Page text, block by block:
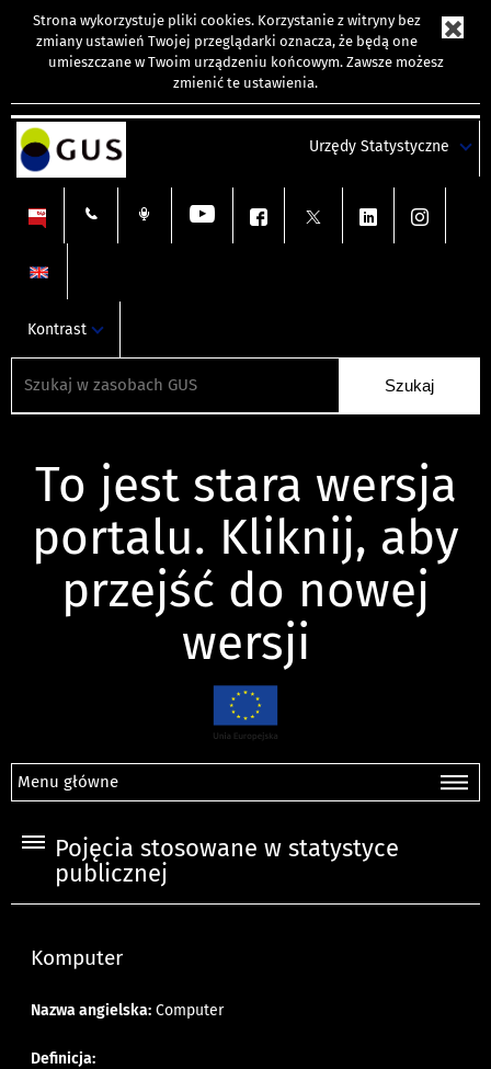
Strona wykorzystuje pliki cookies. Korzystanie z witryny bez
zmiany ustawień Twojej przeglądarki oznacza, że będą one
umieszczane w Twoim urządzeniu końcowym. Zawsze możesz
zmienić te ustawienia.
Urzędy Statystyczne
Kontrast
To jest stara wersja
portalu. Kliknij, aby
przejść do nowej
wersji
Menu główne
Pojęcia stosowane w statystyce
publicznej
Komputer
Nazwa angielska: Computer
Definicja: